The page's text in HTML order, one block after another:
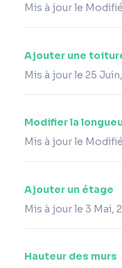
Mis à jour le Modifié
Ajouter une
Mis à jour le 25
Modifier la
Mis à jour le Modifié
Ajouter un étage
Mis à jour le 3 Mai,
Hauteur des murs